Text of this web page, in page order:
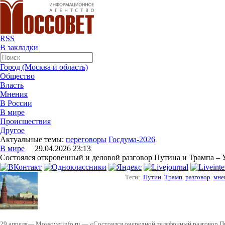
RSS
В закладки
Город (Москва и область)
Общество
Власть
Мнения
В России
В мире
Происшествия
Другое
Актуальные темы: переговоры Госдума-2026
В мире 29.04.2026 23:13
Состоялся откровенный и деловой разговор Путина и Трампа –
Теги: Путин Трамп разговор